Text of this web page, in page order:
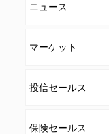
ニュース
マーケット
投信セールス
保険セールス